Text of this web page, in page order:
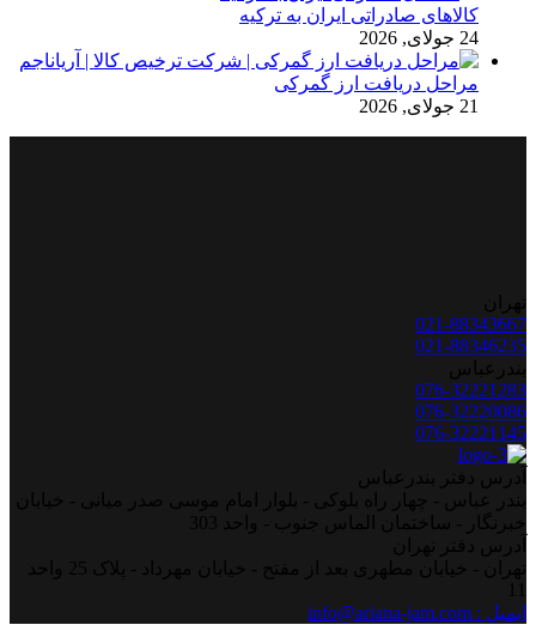
کالاهای صادراتی ایران به ترکیه
24 جولای, 2026
مراحل دریافت ارز گمرکی
21 جولای, 2026
021-88343667
021-88346235
076-32221283
076-32220086
076-32221145
ایمیل : info@ariana-jam.com